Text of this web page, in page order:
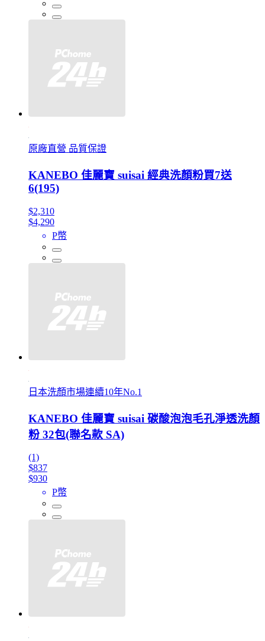
原廠直營 品質保證
KANEBO 佳麗寶 suisai 經典洗顏粉買7送
6(195)
$2,310
$4,290
P幣
日本洗顏市場連續10年No.1
KANEBO 佳麗寶 suisai 碳酸泡泡毛孔淨透洗顏
粉 32包(聯名款 SA)
(1)
$837
$930
P幣